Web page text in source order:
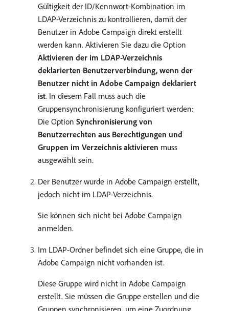
Gültigkeit der ID/Kennwort-Kombination im
LDAP-Verzeichnis zu kontrollieren, damit der
Benutzer in Adobe Campaign direkt erstellt
werden kann. Aktivieren Sie dazu die Option
Aktivieren der im LDAP-Verzeichnis
deklarierten Benutzerverbindung, wenn der
Benutzer nicht in Adobe Campaign deklariert
ist. In diesem Fall muss auch die
Gruppensynchronisierung konfiguriert werden:
Die Option Synchronisierung von
Benutzerrechten aus Berechtigungen und
Gruppen im Verzeichnis aktivieren muss
ausgewählt sein.
Der Benutzer wurde in Adobe Campaign erstellt,
jedoch nicht im LDAP-Verzeichnis.
Sie können sich nicht bei Adobe Campaign
anmelden.
Im LDAP-Ordner befindet sich eine Gruppe, die in
Adobe Campaign nicht vorhanden ist.
Diese Gruppe wird nicht in Adobe Campaign
erstellt. Sie müssen die Gruppe erstellen und die
Gruppen synchronisieren, um eine Zuordnung